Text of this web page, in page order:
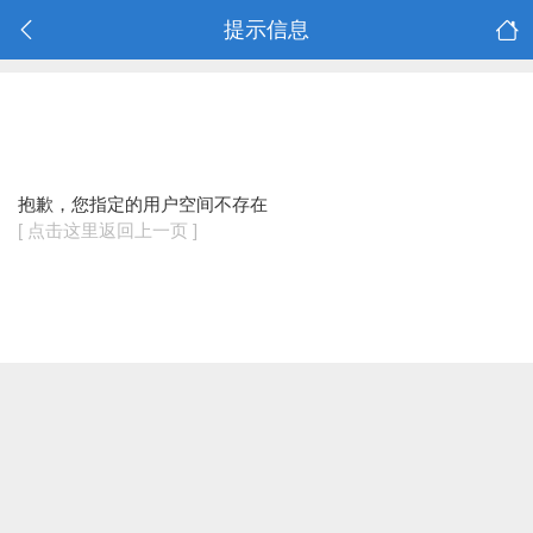
提示信息
抱歉，您指定的用户空间不存在
[ 点击这里返回上一页 ]